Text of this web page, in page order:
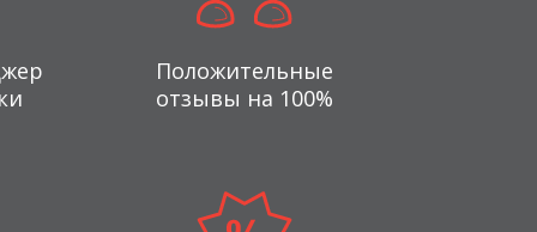
Положительные
отзывы на 100%